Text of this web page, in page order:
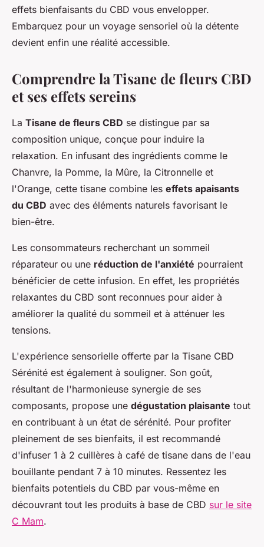
effets bienfaisants du CBD vous envelopper.
Embarquez pour un voyage sensoriel où la détente
devient enfin une réalité accessible.
Comprendre la Tisane de fleurs CBD
et ses effets sereins
La Tisane de fleurs CBD se distingue par sa
composition unique, conçue pour induire la
relaxation. En infusant des ingrédients comme le
Chanvre, la Pomme, la Mûre, la Citronnelle et
l'Orange, cette tisane combine les effets apaisants
du CBD avec des éléments naturels favorisant le
bien-être.
Les consommateurs recherchant un sommeil
réparateur ou une réduction de l'anxiété pourraient
bénéficier de cette infusion. En effet, les propriétés
relaxantes du CBD sont reconnues pour aider à
améliorer la qualité du sommeil et à atténuer les
tensions.
L'expérience sensorielle offerte par la Tisane CBD
Sérénité est également à souligner. Son goût,
résultant de l'harmonieuse synergie de ses
composants, propose une dégustation plaisante tout
en contribuant à un état de sérénité. Pour profiter
pleinement de ses bienfaits, il est recommandé
d'infuser 1 à 2 cuillères à café de tisane dans de l'eau
bouillante pendant 7 à 10 minutes. Ressentez les
bienfaits potentiels du CBD par vous-même en
découvrant tout les produits à base de CBD sur le site
C Mam.